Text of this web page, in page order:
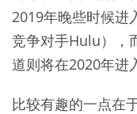
2019年晚些时候进
竞争对手Hulu），
道则将在2020年进
比较有趣的一点在